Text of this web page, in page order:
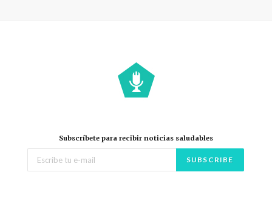
Subscríbete para recibir noticias saludables